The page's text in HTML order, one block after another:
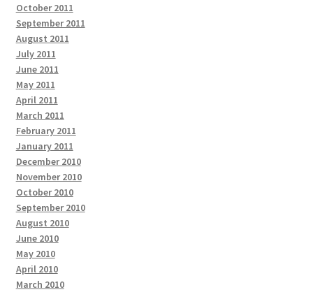
October 2011
September 2011
August 2011
July 2011
June 2011
May 2011
April 2011
March 2011
February 2011
January 2011
December 2010
November 2010
October 2010
September 2010
August 2010
June 2010
May 2010
April 2010
March 2010